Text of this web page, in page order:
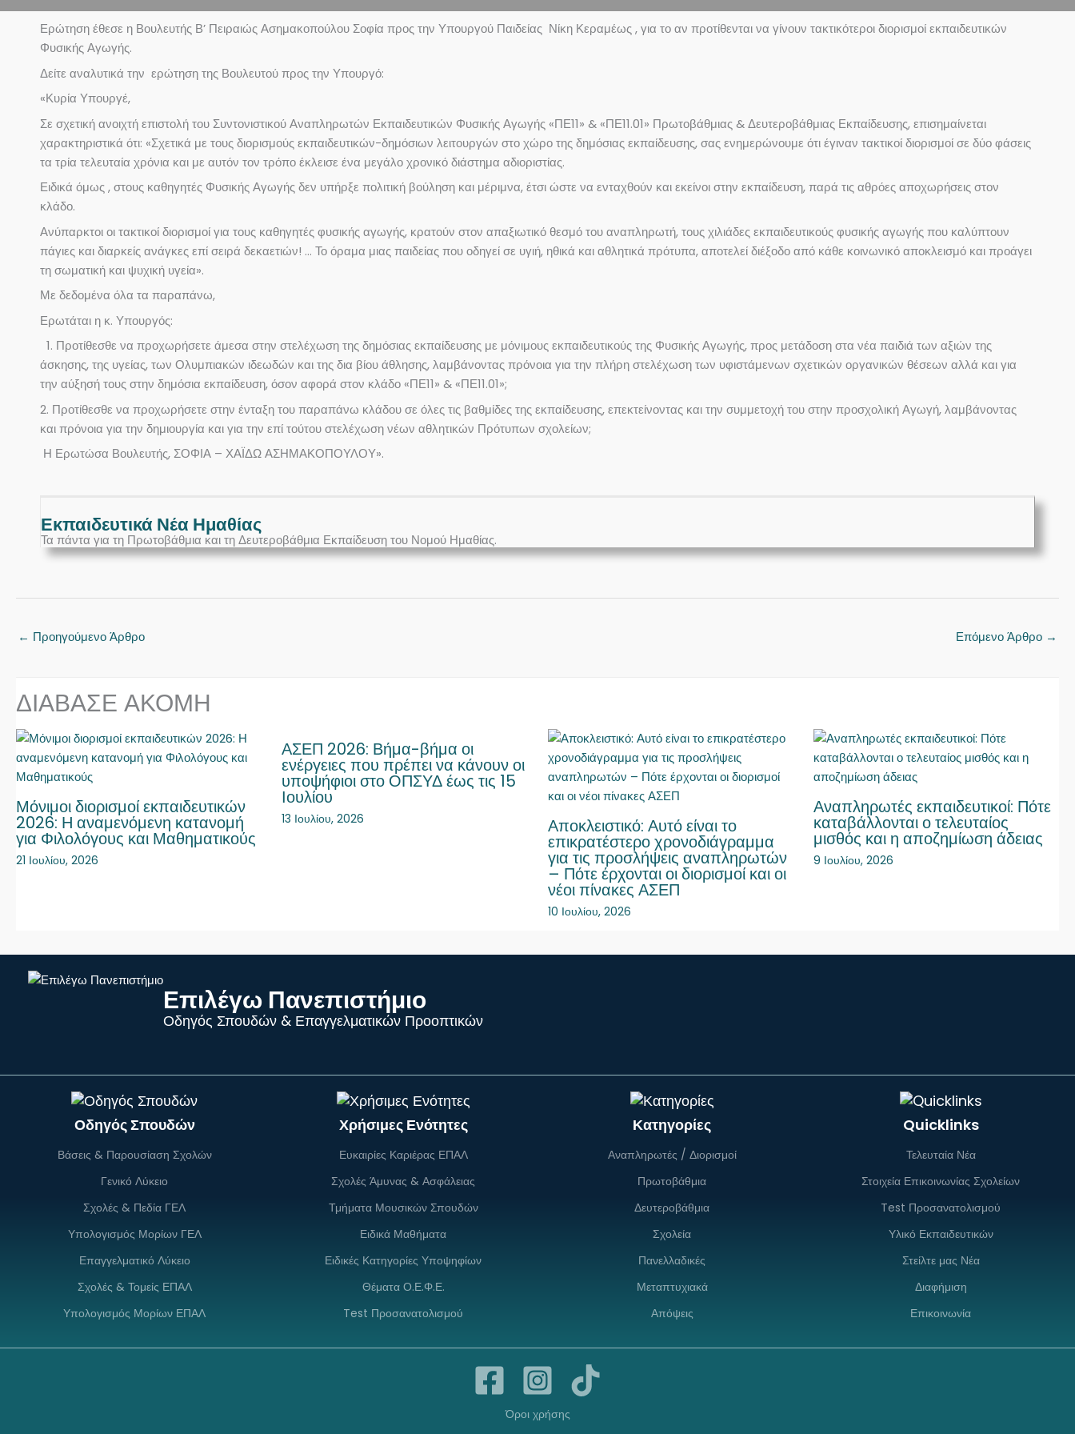
Ερώτηση έθεσε η Βουλευτής Β’ Πειραιώς Ασημακοπούλου Σοφία προς την Υπουργού Παιδείας Νίκη Κεραμέως , για το αν προτίθενται να γίνουν τακτικότεροι διορισμοί εκπαιδευτικών
Φυσικής Αγωγής.
Δείτε αναλυτικά την ερώτηση της Βουλευτού προς την Υπουργό:
«Κυρία Υπουργέ,
Σε σχετική ανοιχτή επιστολή του Συντονιστικού Αναπληρωτών Εκπαιδευτικών Φυσικής Αγωγής «ΠΕ11» & «ΠΕ11.01» Πρωτοβάθμιας & Δευτεροβάθμιας Εκπαίδευσης, επισημαίνεται
χαρακτηριστικά ότι: «Σχετικά με τους διορισμούς εκπαιδευτικών-δημόσιων λειτουργών στο χώρο της δημόσιας εκπαίδευσης, σας ενημερώνουμε ότι έγιναν τακτικοί διορισμοί σε δύο φάσεις
τα τρία τελευταία χρόνια και με αυτόν τον τρόπο έκλεισε ένα μεγάλο χρονικό διάστημα αδιοριστίας.
Ειδικά όμως , στους καθηγητές Φυσικής Αγωγής δεν υπήρξε πολιτική βούληση και μέριμνα, έτσι ώστε να ενταχθούν και εκείνοι στην εκπαίδευση, παρά τις αθρόες αποχωρήσεις στον
κλάδο.
Ανύπαρκτοι οι τακτικοί διορισμοί για τους καθηγητές φυσικής αγωγής, κρατούν στον απαξιωτικό θεσμό του αναπληρωτή, τους χιλιάδες εκπαιδευτικούς φυσικής αγωγής που καλύπτουν
πάγιες και διαρκείς ανάγκες επί σειρά δεκαετιών! … Το όραμα μιας παιδείας που οδηγεί σε υγιή, ηθικά και αθλητικά πρότυπα, αποτελεί διέξοδο από κάθε κοινωνικό αποκλεισμό και προάγει
τη σωματική και ψυχική υγεία».
Με δεδομένα όλα τα παραπάνω,
Ερωτάται η κ. Υπουργός:
1. Προτίθεσθε να προχωρήσετε άμεσα στην στελέχωση της δημόσιας εκπαίδευσης με μόνιμους εκπαιδευτικούς της Φυσικής Αγωγής, προς μετάδοση στα νέα παιδιά των αξιών της
άσκησης, της υγείας, των Ολυμπιακών ιδεωδών και της δια βίου άθλησης, λαμβάνοντας πρόνοια για την πλήρη στελέχωση των υφιστάμενων σχετικών οργανικών θέσεων αλλά και για
την αύξησή τους στην δημόσια εκπαίδευση, όσον αφορά στον κλάδο «ΠΕ11» & «ΠΕ11.01»;
2. Προτίθεσθε να προχωρήσετε στην ένταξη του παραπάνω κλάδου σε όλες τις βαθμίδες της εκπαίδευσης, επεκτείνοντας και την συμμετοχή του στην προσχολική Αγωγή, λαμβάνοντας
και πρόνοια για την δημιουργία και για την επί τούτου στελέχωση νέων αθλητικών Πρότυπων σχολείων;
Η Ερωτώσα Βουλευτής, ΣΟΦΙΑ – ΧΑΪΔΩ ΑΣΗΜΑΚΟΠΟΥΛΟΥ».
Εκπαιδευτικά Νέα Ημαθίας
Τα πάντα για τη Πρωτοβάθμια και τη Δευτεροβάθμια Εκπαίδευση του Νομού Ημαθίας.
← Προηγούμενο Άρθρο Επόμενο Άρθρο →
ΔΙΑΒΑΣΕ ΑΚΟΜΗ
Μόνιμοι διορισμοί εκπαιδευτικών
2026: Η αναμενόμενη κατανομή
για Φιλολόγους και Μαθηματικούς
21 Ιουλίου, 2026
ΑΣΕΠ 2026: Βήμα-βήμα οι
ενέργειες που πρέπει να κάνουν οι
υποψήφιοι στο ΟΠΣΥΔ έως τις 15
Ιουλίου
13 Ιουλίου, 2026 Αποκλειστικό: Αυτό είναι το
επικρατέστερο χρονοδιάγραμμα
για τις προσλήψεις αναπληρωτών
– Πότε έρχονται οι διορισμοί και οι
νέοι πίνακες ΑΣΕΠ
10 Ιουλίου, 2026
Αναπληρωτές εκπαιδευτικοί: Πότε
καταβάλλονται ο τελευταίος
μισθός και η αποζημίωση άδειας
9 Ιουλίου, 2026
Επιλέγω Πανεπιστήμιο
Οδηγός Σπουδών & Επαγγελματικών Προοπτικών
Οδηγός Σπουδών
Βάσεις & Παρουσίαση Σχολών
Γενικό Λύκειο
Σχολές & Πεδία ΓΕΛ
Υπολογισμός Μορίων ΓΕΛ
Επαγγελματικό Λύκειο
Σχολές & Τομείς ΕΠΑΛ
Υπολογισμός Μορίων ΕΠΑΛ
Χρήσιμες Ενότητες
Ευκαιρίες Καριέρας ΕΠΑΛ
Σχολές Άμυνας & Ασφάλειας
Τμήματα Μουσικών Σπουδών
Ειδικά Μαθήματα
Ειδικές Κατηγορίες Υποψηφίων
Θέματα Ο.Ε.Φ.Ε.
Test Προσανατολισμού
Κατηγορίες
Αναπληρωτές / Διορισμοί
Πρωτοβάθμια
Δευτεροβάθμια
Σχολεία
Πανελλαδικές
Μεταπτυχιακά
Απόψεις
Quicklinks
Τελευταία Νέα
Στοιχεία Επικοινωνίας Σχολείων
Test Προσανατολισμού
Υλικό Εκπαιδευτικών
Στείλτε μας Νέα
Διαφήμιση
Επικοινωνία
Όροι χρήσης